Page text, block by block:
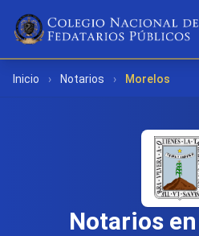
Inicio › Notarios › Morelos
Notarios